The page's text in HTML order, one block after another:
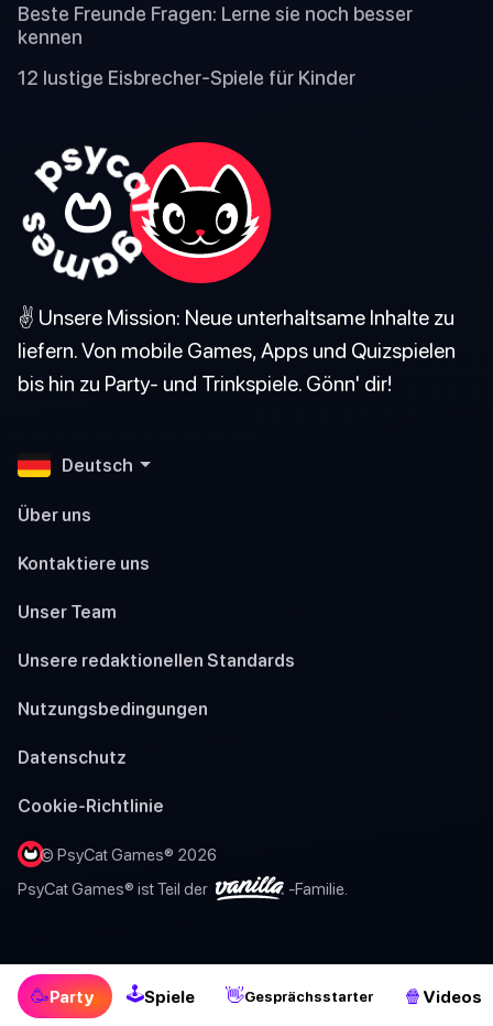
🥳Party 🕹Spiele 👋Gesprächsstarter 🍿 Videos
Beste Freunde Fragen: Lerne sie noch besser
kennen
12 lustige Eisbrecher-Spiele für Kinder
✌️ Unsere Mission: Neue unterhaltsame Inhalte zu
liefern. Von mobile Games, Apps und Quizspielen
bis hin zu Party- und Trinkspiele. Gönn' dir!
Deutsch
Über uns
Kontaktiere uns
Unser Team
Unsere redaktionellen Standards
Nutzungsbedingungen
Datenschutz
Cookie-Richtlinie
© PsyCat Games® 2026
PsyCat Games® ist Teil der
-Familie.